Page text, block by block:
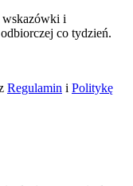
wskazówki i
co tydzień.
Regulamin i Politykę